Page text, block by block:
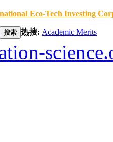
Eco-Tech Investing
搜索 热搜: Academic Merits